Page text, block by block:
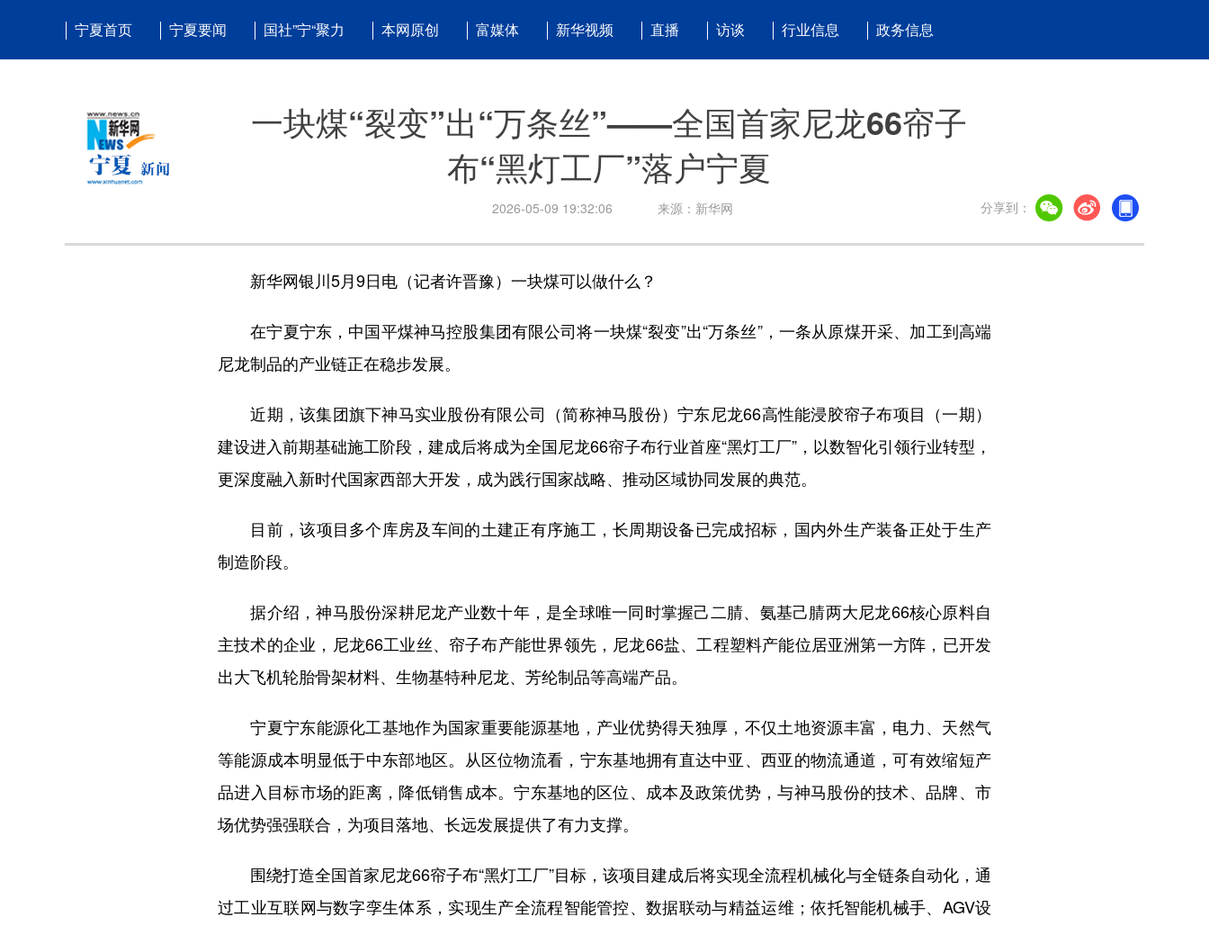
宁夏首页 宁夏要闻 国社”宁“聚力 本网原创 富媒体 新华视频 直播 访谈 行业信息 政务信息
一块煤“裂变”出“万条丝”——全国首家尼龙66帘子
布“黑灯工厂”落户宁夏
2026-05-09 19:32:06 来源：新华网 分享到：
新华网银川5月9日电（记者许晋豫）一块煤可以做什么？
在宁夏宁东，中国平煤神马控股集团有限公司将一块煤“裂变”出“万条丝”，一条从原煤开采、加工到高端
尼龙制品的产业链正在稳步发展。
近期，该集团旗下神马实业股份有限公司（简称神马股份）宁东尼龙66高性能浸胶帘子布项目（一期）
建设进入前期基础施工阶段，建成后将成为全国尼龙66帘子布行业首座“黑灯工厂”，以数智化引领行业转型，
更深度融入新时代国家西部大开发，成为践行国家战略、推动区域协同发展的典范。
目前，该项目多个库房及车间的土建正有序施工，长周期设备已完成招标，国内外生产装备正处于生产
制造阶段。
据介绍，神马股份深耕尼龙产业数十年，是全球唯一同时掌握己二腈、氨基己腈两大尼龙66核心原料自
主技术的企业，尼龙66工业丝、帘子布产能世界领先，尼龙66盐、工程塑料产能位居亚洲第一方阵，已开发
出大飞机轮胎骨架材料、生物基特种尼龙、芳纶制品等高端产品。
宁夏宁东能源化工基地作为国家重要能源基地，产业优势得天独厚，不仅土地资源丰富，电力、天然气
等能源成本明显低于中东部地区。从区位物流看，宁东基地拥有直达中亚、西亚的物流通道，可有效缩短产
品进入目标市场的距离，降低销售成本。宁东基地的区位、成本及政策优势，与神马股份的技术、品牌、市
场优势强强联合，为项目落地、长远发展提供了有力支撑。
围绕打造全国首家尼龙66帘子布“黑灯工厂”目标，该项目建成后将实现全流程机械化与全链条自动化，通
过工业互联网与数字孪生体系，实现生产全流程智能管控、数据联动与精益运维；依托智能机械手、AGV设